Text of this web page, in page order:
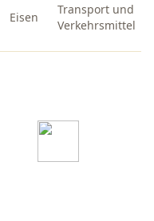
Eisen
Transport und
Verkehrsmittel